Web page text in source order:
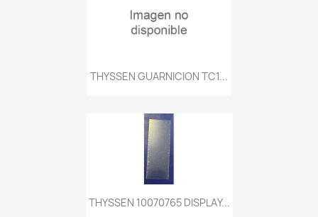
THYSSEN GUARNICION TC1...
THYSSEN 10070765 DISPLAY...